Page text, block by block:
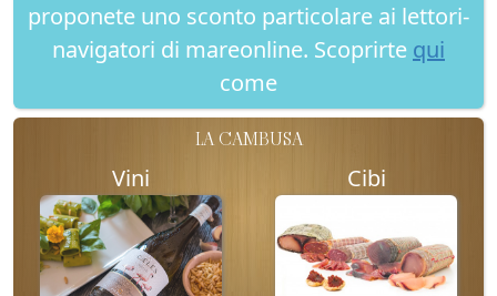
proponete uno sconto particolare ai lettori-
navigatori di mareonline. Scoprirte qui
come
LA CAMBUSA
Vini Cibi